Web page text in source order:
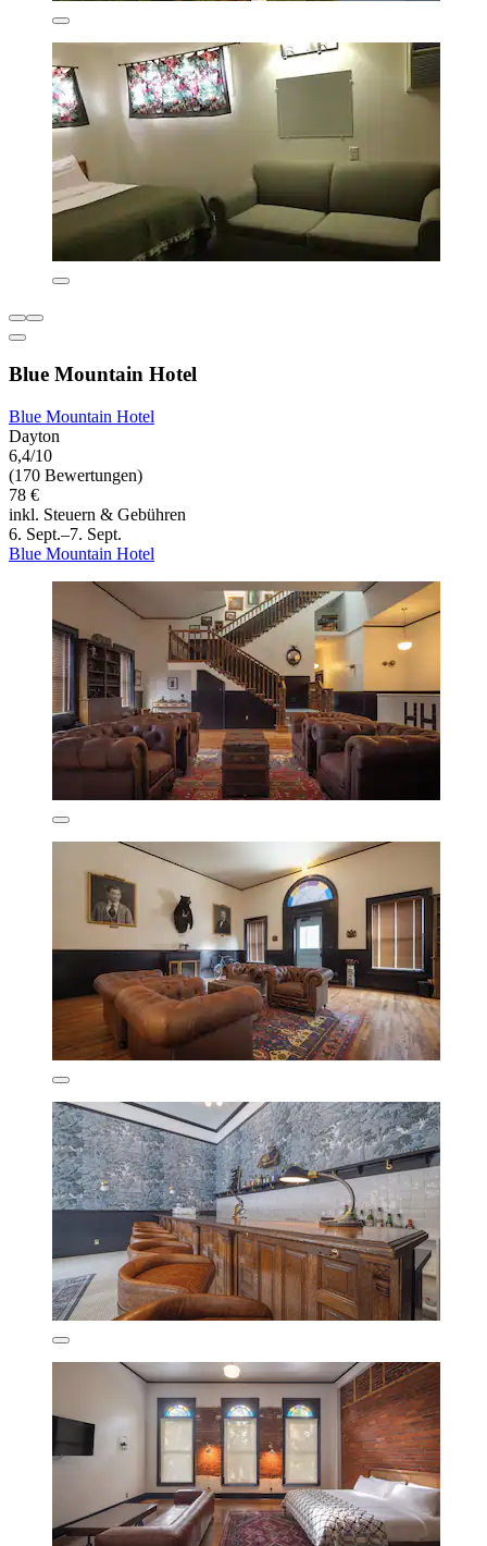
Blue Mountain Hotel
Blue Mountain Hotel
Dayton
6,4/10
(170 Bewertungen)
78 €
inkl. Steuern & Gebühren
6. Sept.–7. Sept.
Blue Mountain Hotel